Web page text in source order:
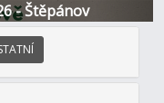
- Štěpánov